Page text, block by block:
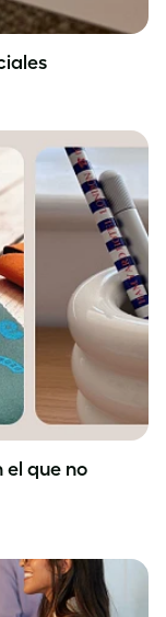
el que no